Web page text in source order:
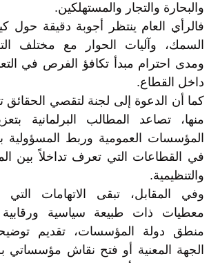
والبحارة والتجار والمستهلكين.
فالرأي العام ينتظر أجوبة دقيقة حول
السمك، وآليات الحوار مع مختلف
ومدى احترام مبدأ تكافؤ الفرص في
داخل القطاع.
كما أن الدعوة إلى لجنة لتقصي
منها، تصاعد المطالب البرلمانية
المؤسسات العمومية وربط المسؤولية
في القطاعات التي تعرف تداخلاً بين
والتنظيمية.
وفي المقابل، تبقى الاتهامات التي
معطيات ذات طبيعة سياسية
منطق دولة المؤسسات، تقديم
الجهة المعنية أو فتح نقاش مؤسساتي